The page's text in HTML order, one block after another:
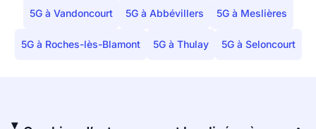
5G à Vandoncourt 5G à Abbévillers 5G à Meslières
5G à Roches-lès-Blamont 5G à Thulay 5G à Seloncourt